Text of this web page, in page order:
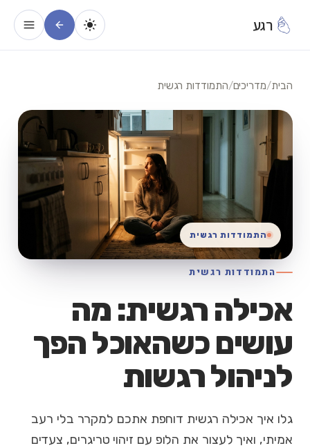
רגע
הבית/מדריכים/התמודדות רגשית
התמודדות רגשית
אכילה רגשית: מה
עושים כשהאוכל הפך
לניהול רגשות
גלו איך אכילה רגשית דוחפת אתכם למקרר בלי רעב
אמיתי, ואיך לעצור את הלופ עם זיהוי טריגרים, צעדים
התמודדות רגשית